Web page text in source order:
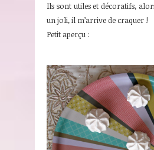
Ils sont utiles et décoratifs,
un joli, il m’arrive de craquer !
Petit aperçu :